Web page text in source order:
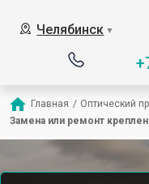
Челябинск ▼
Главная / Оптический
Замена или ремонт